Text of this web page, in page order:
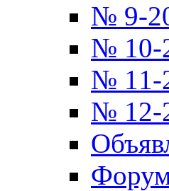
№ 9-
№ 10-
№ 11-
№ 12-